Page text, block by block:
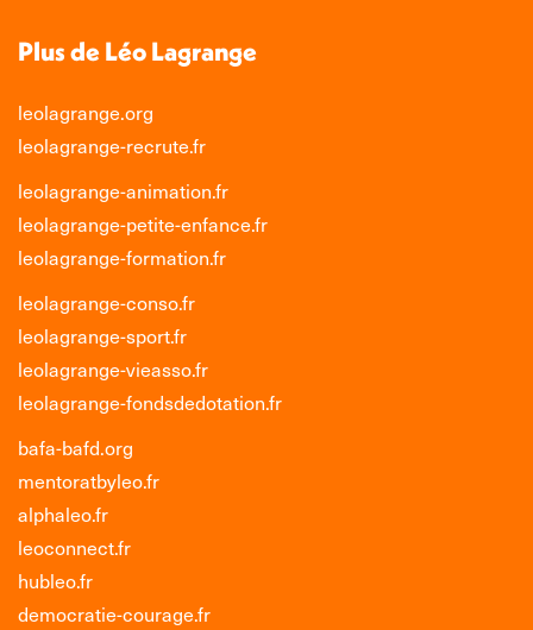
Plus de Léo Lagrange
leolagrange.org
leolagrange-recrute.fr
leolagrange-animation.fr
leolagrange-petite-enfance.fr
leolagrange-formation.fr
leolagrange-conso.fr
leolagrange-sport.fr
leolagrange-vieasso.fr
leolagrange-fondsdedotation.fr
bafa-bafd.org
mentoratbyleo.fr
alphaleo.fr
leoconnect.fr
hubleo.fr
democratie-courage.fr